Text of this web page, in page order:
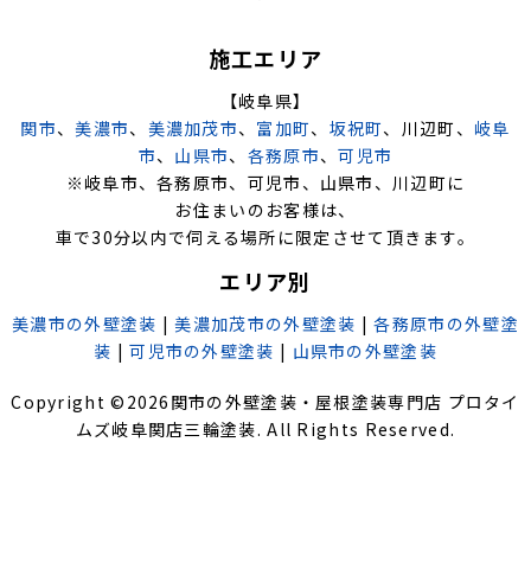
施工エリア
【岐阜県】
関市、美濃市、 美濃加茂市、 富加町、 坂祝町、川辺町、 岐阜
市、 山県市、 各務原市、可児市
※岐阜市、各務原市、可児市、山県市、川辺町に
お住まいのお客様は、
車で30分以内で伺える場所に限定させて頂きます。
エリア別
美濃市の外壁塗装 |美濃加茂市の外壁塗装 |各務原市の外壁塗
装 |可児市の外壁塗装 | 山県市の外壁塗装
Copyright © 2026 関市の外壁塗装・屋根塗装専門店 プロタイ
ムズ岐阜関店三輪塗装. All Rights Reserved.